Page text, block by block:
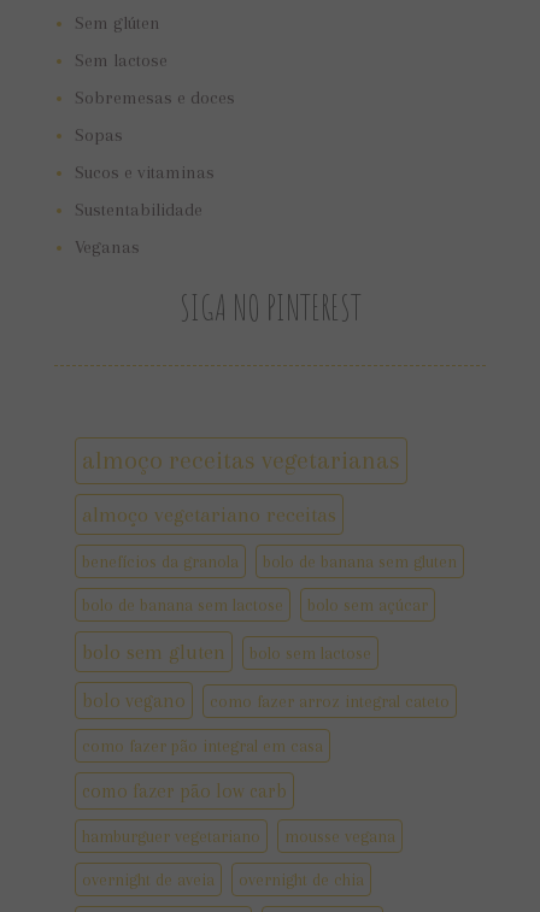
Sem glúten
Sem lactose
Sobremesas e doces
Sopas
Sucos e vitaminas
Sustentabilidade
Veganas
SIGA NO PINTEREST
almoço receitas vegetarianas
almoço vegetariano receitas
benefícios da granola bolo de banana sem gluten
bolo de banana sem lactose bolo sem açúcar
bolo sem gluten bolo sem lactose
bolo vegano como fazer arroz integral cateto
como fazer pão integral em casa
como fazer pão low carb
hamburguer vegetariano mousse vegana
overnight de aveia overnight de chia